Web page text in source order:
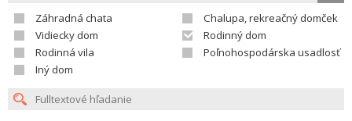
Záhradná chata
Chalupa, rekreačný domček
Vidiecky dom
Rodinný dom
Rodinná vila
Poľnohospodárska usadlosť
Iný dom